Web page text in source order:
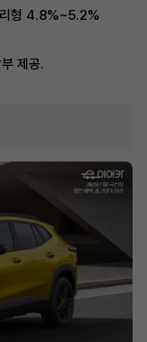
형 4.8%~5.2%
제공.